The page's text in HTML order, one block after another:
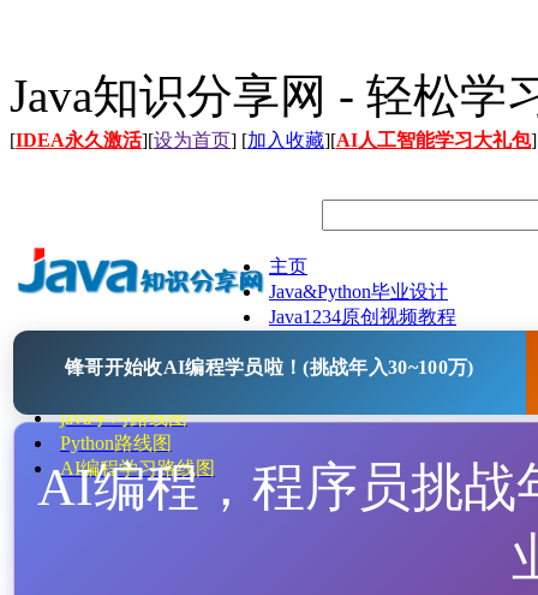
Java知识分享网 - 轻松学
[IDEA永久激活][设为首页] [加入收藏][AI人工智能学习大礼包]
主页
Java&Python毕业设计
Java1234原创视频教程
Java开源项目
java学习路线图
Python路线图
AI编程学习路线图
锋哥开始收AI编程学员啦！(挑战年入30~100万)
AI编程，程序员挑战